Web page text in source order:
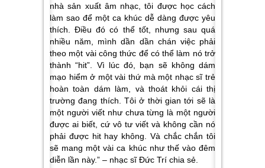
nhà sản xuất âm nhạc, tôi được học cách
làm sao để một ca khúc dễ dàng được yêu
thích. Điều đó có thể tốt, nhưng sau quá
nhiều năm, mình dần dần chán việc phải
theo một vài công thức để có thể làm nó trở
thành “hit”. Vì lúc đó, bạn sẽ không dám
mạo hiểm ở một vài thứ mà một nhạc sĩ trẻ
hoàn toàn dám làm, và thoát khỏi cái thị
trường đang thích. Tôi ở thời gian tới sẽ là
một người viết như chưa từng là một người
được ai biết, cứ vô tư viết và không cần nó
phải được hit hay không. Và chắc chắn tôi
sẽ mang một vài ca khúc như thế vào đêm
diễn lần này.” – nhạc sĩ Đức Trí chia sẻ.